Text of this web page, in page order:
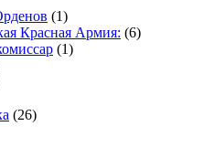
(1)
Красная Армия: (6)
(1)
(26)